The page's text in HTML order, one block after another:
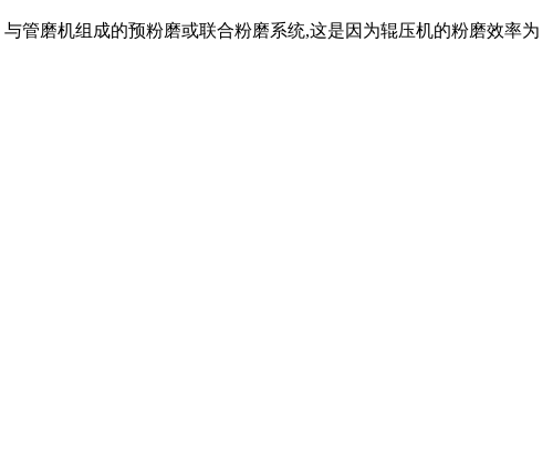
管磨机组成的预粉磨或联合粉磨系统,这是因为辊压机的粉磨效率为